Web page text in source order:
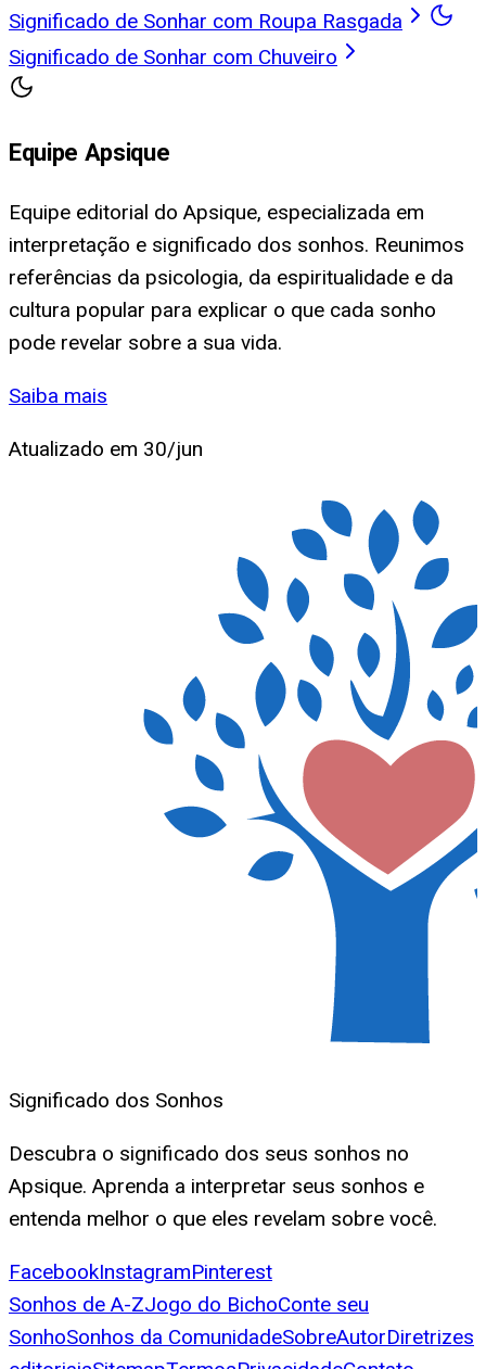
Significado de Sonhar com Roupa Rasgada
Significado de Sonhar com Chuveiro
Equipe Apsique
Equipe editorial do Apsique, especializada em
interpretação e significado dos sonhos. Reunimos
referências da psicologia, da espiritualidade e da
cultura popular para explicar o que cada sonho
pode revelar sobre a sua vida.
Saiba mais
Atualizado em 30/jun
Significado dos Sonhos
Descubra o significado dos seus sonhos no
Apsique. Aprenda a interpretar seus sonhos e
entenda melhor o que eles revelam sobre você.
FacebookInstagramPinterest
Sonhos de A-ZJogo do BichoConte seu
SonhoSonhos da ComunidadeSobreAutorDiretrizes